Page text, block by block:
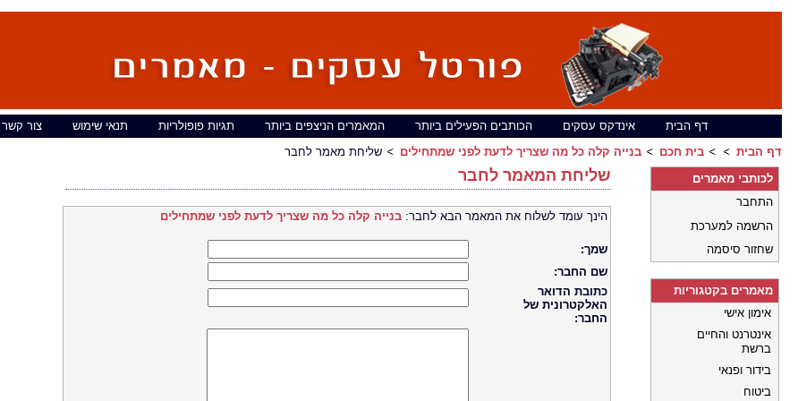
דף הבית אינדקס עסקים הכותבים הפעילים ביותר המאמרים הניצפים ביותר תגיות פופולריות תנאי שימוש
צור קשר
דף הבית
בית חכם בנייה קלה כל מה שצריך לדעת לפני שמתחילים שליחת מאמר לחבר
שליחת המאמר לחבר
הינך עומד לשלוח את המאמר הבא לחבר: בנייה קלה כל מה שצריך לדעת לפני שמתחילים
שמך:
שם החבר:
כתובת הדואר
האלקטרונית של
החבר:
לכותבי מאמרים
התחבר
הרשמה למערכת
שחזור סיסמה
מאמרים בקטגוריות
אימון אישי
אינטרנט והחיים
ברשת
בידור ופנאי
ביטוח